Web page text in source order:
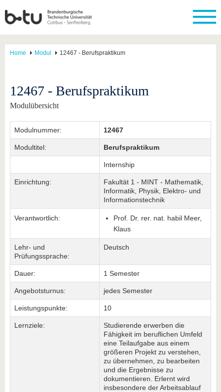
Home Modul 12467 - Berufspraktikum
12467 - Berufspraktikum
Modulübersicht
Modulnummer: 12467
Modultitel: Berufspraktikum
Internship
Einrichtung:
Fakultät 1 - MINT - Mathematik,
Informatik, Physik, Elektro- und
Informationstechnik
Verantwortlich:
Prof. Dr. rer. nat. habil Meer,
Klaus
Lehr- und
Prüfungssprache:
Deutsch
Dauer: 1 Semester
Angebotsturnus: jedes Semester
Leistungspunkte: 10
Lernziele:
Studierende erwerben die
Fähigkeit im beruflichen Umfeld
eine Teilaufgabe aus einem
größeren Projekt zu verstehen,
zu übernehmen, zu bearbeiten
und die Ergebnisse zu
dokumentieren. Erlernt wird
insbesondere der Arbeitsablauf